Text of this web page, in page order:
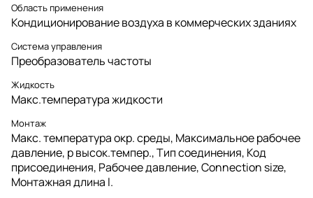
Область применения
Кондиционирование воздуха в коммерческих зданиях
Система управления
Преобразователь частоты
Жидкость
Макс.температура жидкости
Монтаж
Макс. температура окр. среды, Максимальное рабочее
давление, p высок.темпер., Тип соединения, Код
присоединения, Рабочее давление, Connection size,
Монтажная длина l.